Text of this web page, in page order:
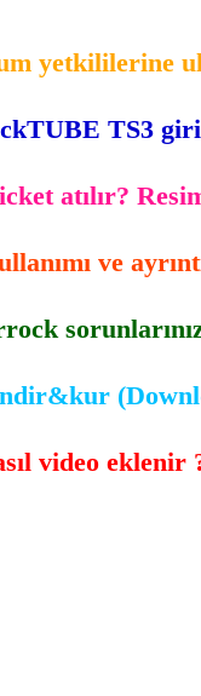
yetkililerine
TS3
atılır?
ve
video eklenir